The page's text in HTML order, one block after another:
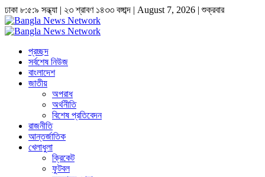
ঢাকা ৮:৫:১০ সন্ধ্যা |২৩ শ্রাবণ ১৪৩৩ বঙ্গাব্দ | August 7, 2026 |শুক্রবার
প্রচ্ছদ
সর্বশেষ নিউজ
বাংলাদেশ
জাতীয়
অপরাধ
অর্থনীতি
বিশেষ প্রতিবেদন
রাজনীতি
আন্তর্জাতিক
খেলাধুলা
ক্রিকেট
ফুটবল